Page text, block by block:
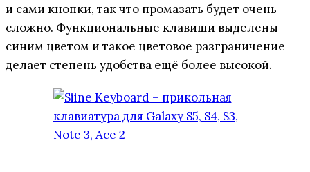
и сами кнопки, так что промазать будет очень
сложно. Функциональные клавиши выделены
синим цветом и такое цветовое разграничение
делает степень удобства ещё более высокой.